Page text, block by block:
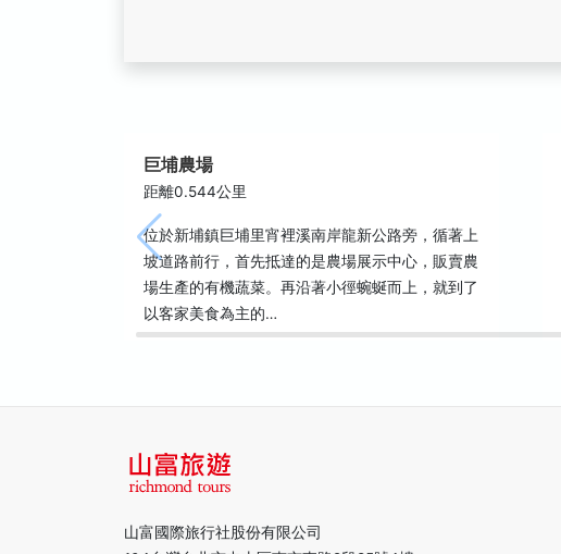
巨埔農場
距離0.544公里
位於新埔鎮巨埔里宵裡溪南岸龍新公路旁，循著上
坡道路前行，首先抵達的是農場展示中心，販賣農
場生產的有機蔬菜。再沿著小徑蜿蜒而上，就到了
以客家美食為主的…
山富國際旅行社股份有限公司